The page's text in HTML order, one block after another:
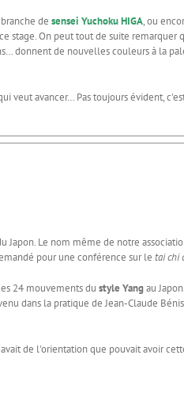
de sensei Yuchoku HIGA, ou
stage. On peut tout de suite
donnent de nouvelles couleurs à la
avancer… Pas toujours évident,
Le nom même de notre
pour une conférence sur le tai chi
24 mouvements du style Yangau
dans la pratique de Jean-Claude
de l'orientation que pouvait avoir